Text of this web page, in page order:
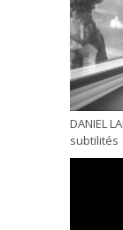
DANIEL
subtilités